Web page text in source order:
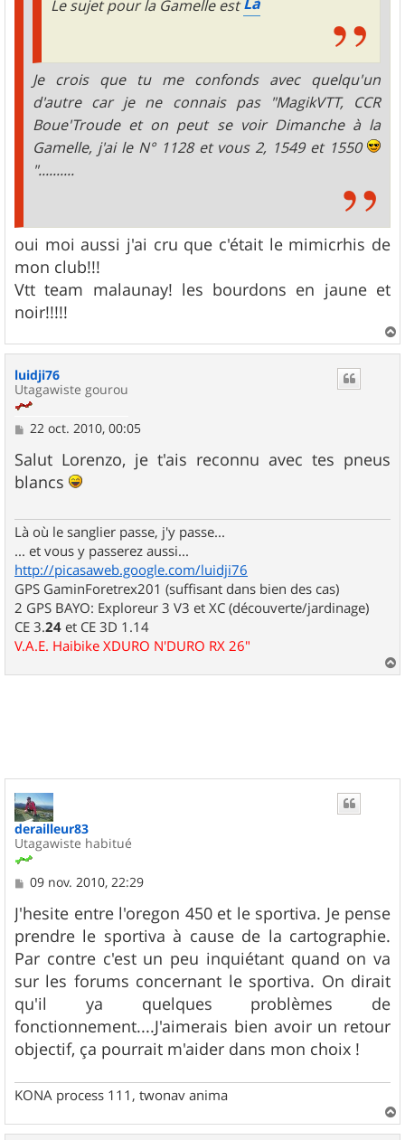
Le sujet pour la Gamelle est
Je crois que tu me confonds avec quelqu'un
d'autre car je ne connais pas "MagikVTT, CCR
Boue'Troude et on peut se voir Dimanche à la
Gamelle, j'ai le N° 1128 et vous 2, 1549 et 1550
"..........
oui moi aussi j'ai cru que c'était le mimicrhis de
mon club!!!
Vtt team malaunay! les bourdons en jaune et
noir!!!!!
a
luidji76
Utagawiste gourou
M
s
s
a
22 oct. 2010, 00:05
Salut Lorenzo, je t'ais reconnu avec tes pneus
blancs
Là où le sanglier passe, j'y passe...
... et vous y passerez aussi...
http://picasaweb.google.com/luidji76
GPS GaminForetrex201 (suffisant dans bien des cas)
2 GPS BAYO: Exploreur 3 V3 et XC (découverte/jardinage)
CE 3.24 et CE 3D 1.14
V.A.E. Haibike XDURO N'DURO RX 26"
a
derailleur83
Utagawiste habitué
M
s
s
a
g
e
09 nov. 2010, 22:29
J'hesite entre l'oregon 450 et le sportiva. Je pense
prendre le sportiva à cause de la cartographie.
Par contre c'est un peu inquiétant quand on va
sur les forums concernant le sportiva. On dirait
qu'il ya quelques problèmes de
fonctionnement....J'aimerais bien avoir un retour
objectif, ça pourrait m'aider dans mon choix !
KONA process 111, twonav anima
a